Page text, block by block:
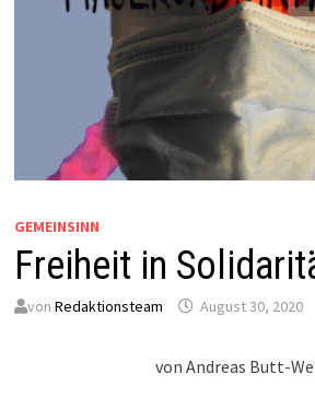
GEMEINSINN
Freiheit in
von Redaktionsteam August 30, 2020
von Andreas Butt-